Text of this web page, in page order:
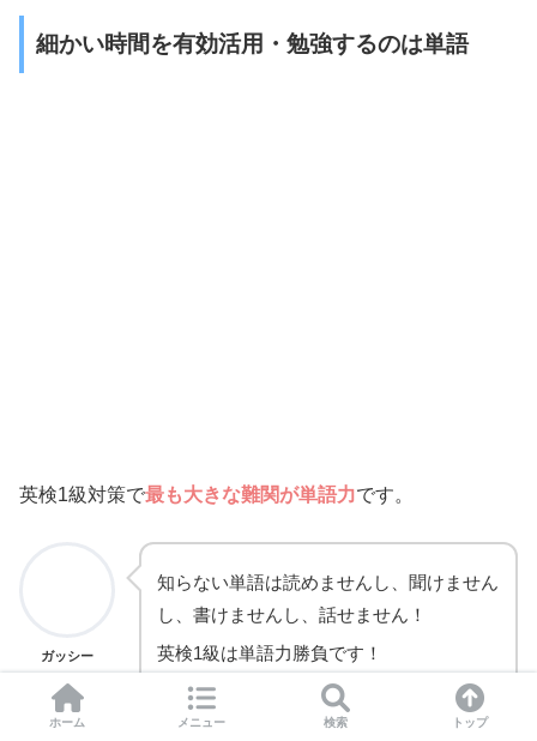
細かい時間を有効活用・勉強するのは単語
英検1級対策で最も大きな難関が単語力です。
ガッシー
知らない単語は読めませんし、聞けません
し、書けませんし、話せません！
英検1級は単語力勝負です！
ホーム メニュー 検索 トップ